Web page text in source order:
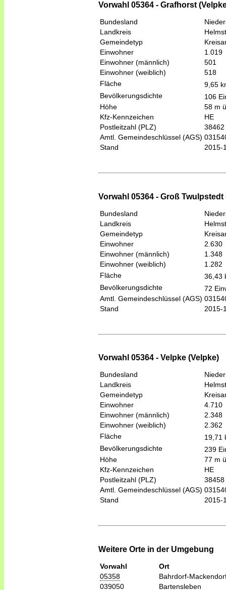
Vorwahl 05364 - Grafhorst
Bundesland
Landkreis
Gemeindetyp
Einwohner
1.019
Einwohner (männlich)
501
Einwohner (weiblich)
518
Fläche
9,65
Bevölkerungsdichte
106
Höhe
58 m
Kfz-Kennzeichen
HE
Postleitzahl (PLZ)
38462
Amtl. Gemeindeschlüssel (AGS)
Stand
2015-
Vorwahl 05364 - Groß Twulpstedt
Bundesland
Landkreis
Gemeindetyp
Einwohner
2.630
Einwohner (männlich)
1.348
Einwohner (weiblich)
1.282
Fläche
36,43
Bevölkerungsdichte
72
Amtl. Gemeindeschlüssel (AGS)
Stand
2015-
Vorwahl 05364 - Velpke (Velpke)
Bundesland
Landkreis
Gemeindetyp
Einwohner
4.710
Einwohner (männlich)
2.348
Einwohner (weiblich)
2.362
Fläche
19,71
Bevölkerungsdichte
239
Höhe
77 m
Kfz-Kennzeichen
HE
Postleitzahl (PLZ)
38458
Amtl. Gemeindeschlüssel (AGS)
Stand
2015-
Weitere Orte in der Umgebung
Vorwahl
Ort
05358
Bahrdorf-
039050
Bartensleben